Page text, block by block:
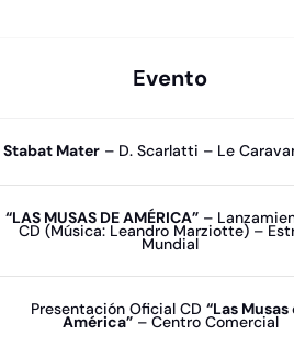
Evento
Stabat Mater– D. Scarlatti – Le
“LAS MUSAS DE AMÉRICA” –
CD (Música: Leandro Marziotte) –
Mundial
Presentación Oficial CD “Las Musas
América”– Centro Comercial